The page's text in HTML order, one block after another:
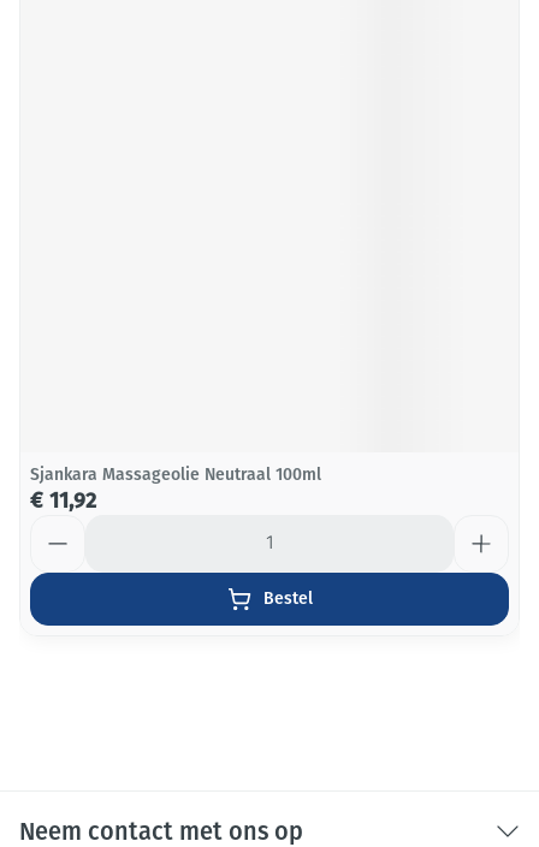
Sjankara Massageolie Neutraal 100ml
€ 11,92
Bestel
Neem contact met ons op